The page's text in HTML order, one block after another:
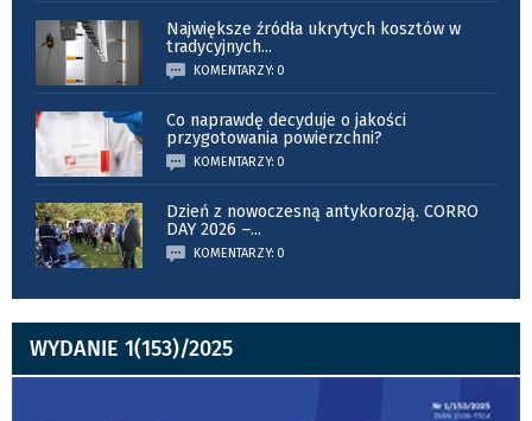
Największe źródła ukrytych kosztów w
tradycyjnych...
KOMENTARZY: 0
Co naprawdę decyduje o jakości
przygotowania powierzchni?
KOMENTARZY: 0
Dzień z nowoczesną antykorozją. CORRO
DAY 2026 –...
KOMENTARZY: 0
WYDANIE 1(153)/2025